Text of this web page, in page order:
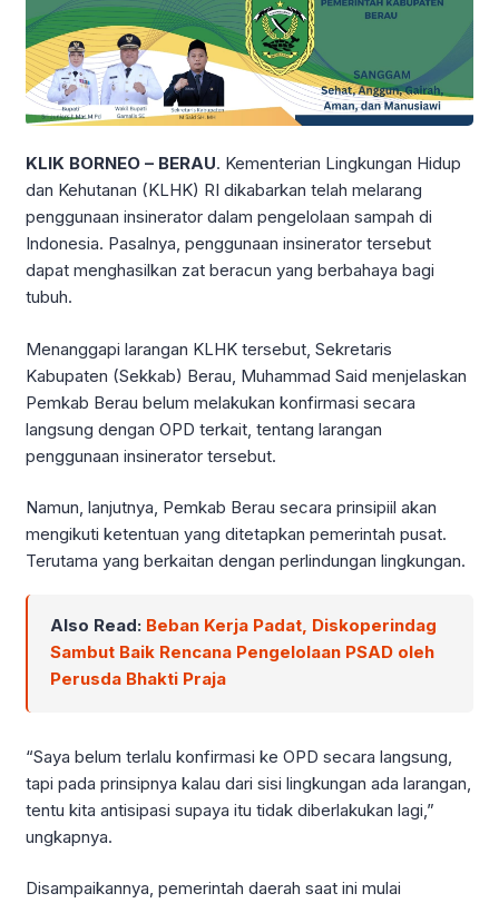
KLIK BORNEO – BERAU. Kementerian Lingkungan Hidup
dan Kehutanan (KLHK) RI dikabarkan telah melarang
penggunaan insinerator dalam pengelolaan sampah di
Indonesia. Pasalnya, penggunaan insinerator tersebut
dapat menghasilkan zat beracun yang berbahaya bagi
tubuh.
Menanggapi larangan KLHK tersebut, Sekretaris
Kabupaten (Sekkab) Berau, Muhammad Said menjelaskan
Pemkab Berau belum melakukan konfirmasi secara
langsung dengan OPD terkait, tentang larangan
penggunaan insinerator tersebut.
Namun, lanjutnya, Pemkab Berau secara prinsipiil akan
mengikuti ketentuan yang ditetapkan pemerintah pusat.
Terutama yang berkaitan dengan perlindungan lingkungan.
Also Read: Beban Kerja Padat, Diskoperindag
Sambut Baik Rencana Pengelolaan PSAD oleh
Perusda Bhakti Praja
“Saya belum terlalu konfirmasi ke OPD secara langsung,
tapi pada prinsipnya kalau dari sisi lingkungan ada larangan,
tentu kita antisipasi supaya itu tidak diberlakukan lagi,”
ungkapnya.
Disampaikannya, pemerintah daerah saat ini mulai